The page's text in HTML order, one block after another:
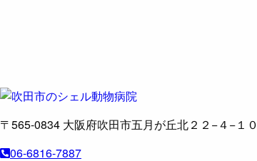
〒565-0834 大阪府吹田市五月が丘北２２−４−１０
06-6816-7887